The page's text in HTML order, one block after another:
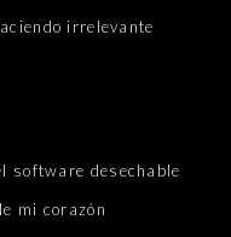
irrelevante
software desechable
mi corazón